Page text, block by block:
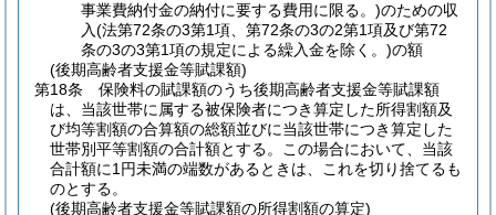
事業費納付金の納付に要する費用に限る。)のための収
入(法第72条の3第1項、第72条の3の2第1項及び第72
条の3の3第1項の規定による繰入金を除く。)の額
(後期高齢者支援金等賦課額)
第18条
保険料の賦課額のうち後期高齢者支援金等賦課額
は、当該世帯に属する被保険者につき算定した所得割額及
び均等割額の合算額の総額並びに当該世帯につき算定した
世帯別平等割額の合計額とする。
この場合において、当該
合計額に1円未満の端数があるときは、これを切り捨てるも
のとする。
(後期高齢者支援金等賦課額の所得割額の算定)